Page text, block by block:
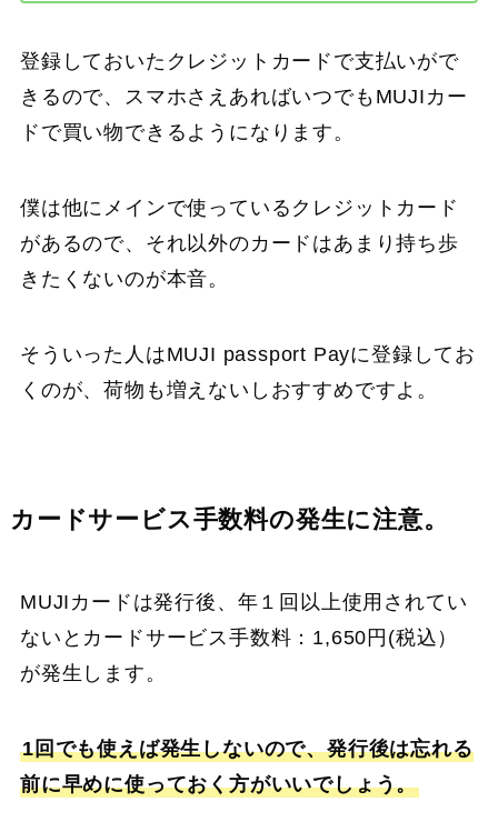
登録しておいたクレジットカードで支払いがで
きるので、スマホさえあればいつでもMUJIカー
ドで買い物できるようになります。
僕は他にメインで使っているクレジットカード
があるので、それ以外のカードはあまり持ち歩
きたくないのが本音。
そういった人はMUJI passport Payに登録してお
くのが、荷物も増えないしおすすめですよ。
カードサービス手数料の発生に注意。
MUJIカードは発行後、年１回以上使用されてい
ないとカードサービス手数料：1,650円(税込）
が発生します。
1回でも使えば発生しないので、発行後は忘れる
前に早めに使っておく方がいいでしょう。